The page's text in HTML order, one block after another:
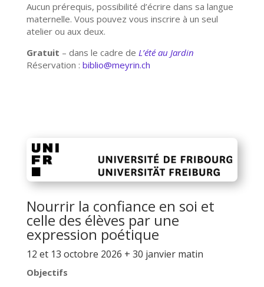
Aucun prérequis, possibilité d’écrire dans sa langue
maternelle. Vous pouvez vous inscrire à un seul
atelier ou aux deux.
Gratuit – dans le cadre de L’été au Jardin
Réservation : biblio@meyrin.ch
Nourrir la confiance en soi et
celle des élèves par une
expression poétique
12 et 13 octobre 2026 + 30 janvier matin
Objectifs